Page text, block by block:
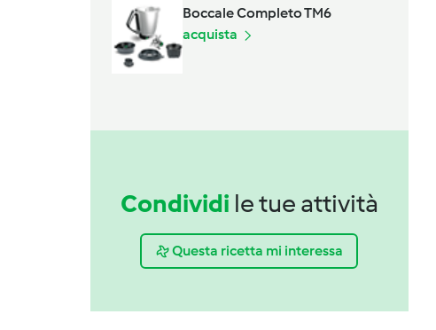
Boccale Completo TM6
acquista
Condividi le tue attività
Questa ricetta mi interessa